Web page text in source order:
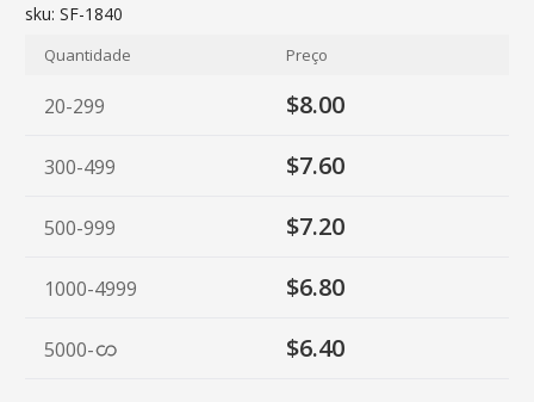
sku: SF-1840
Quantidade Preço
20-299 $8.00
300-499 $7.60
500-999 $7.20
1000-4999 $6.80
5000- $6.40